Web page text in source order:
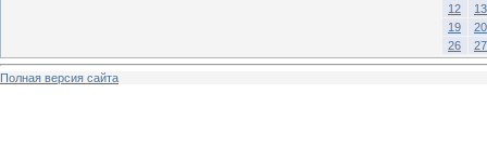
12
13
19
20
26
27
Полная версия сайта